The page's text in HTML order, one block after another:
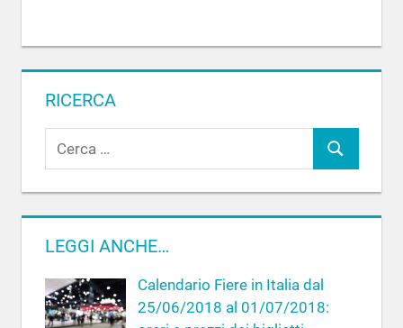
RICERCA
c
p
e
r
LEGGI ANCHE…
Calendario Fiere in Italia dal
25/06/2018 al 01/07/2018: